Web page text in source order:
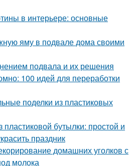
в интерьере: основные
яму в подвале дома своими
подвала и их решения
100 идей для переработки
поделки из пластиковых
пластиковой бутылки: простой и
праздник
домашних уголков с
молока